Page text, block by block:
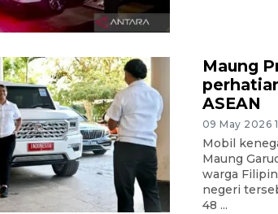
Maung
ASEAN
09 May 2026
Mobil
Maung
warga
negeri
48 ...